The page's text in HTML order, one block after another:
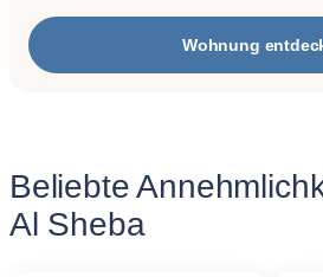
Wohnung
Beliebte
Al Sheba